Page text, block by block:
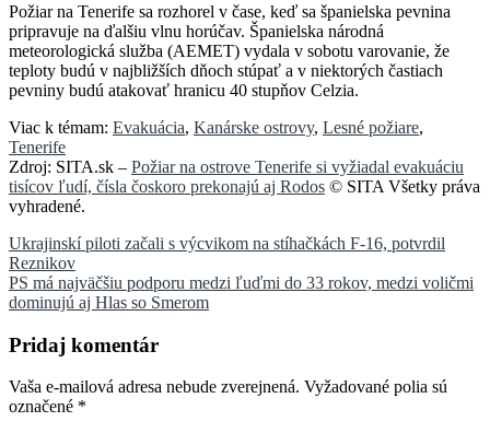
Požiar na Tenerife sa rozhorel v čase, keď sa španielska pevnina
pripravuje na ďalšiu vlnu horúčav. Španielska národná
meteorologická služba (AEMET) vydala v sobotu varovanie, že
teploty budú v najbližších dňoch stúpať a v niektorých častiach
pevniny budú atakovať hranicu 40 stupňov Celzia.
Viac k témam: Evakuácia, Kanárske ostrovy, Lesné požiare,
Tenerife
Zdroj: SITA.sk – Požiar na ostrove Tenerife si vyžiadal evakuáciu
tisícov ľudí, čísla čoskoro prekonajú aj Rodos © SITA Všetky práva
vyhradené.
Navigácia
v
článku
Ukrajinskí piloti začali s výcvikom na stíhačkách F-16, potvrdil
Reznikov
PS má najväčšiu podporu medzi ľuďmi do 33 rokov, medzi voličmi
dominujú aj Hlas so Smerom
Pridaj komentár
Vaša e-mailová adresa nebude zverejnená. Vyžadované polia sú
označené *